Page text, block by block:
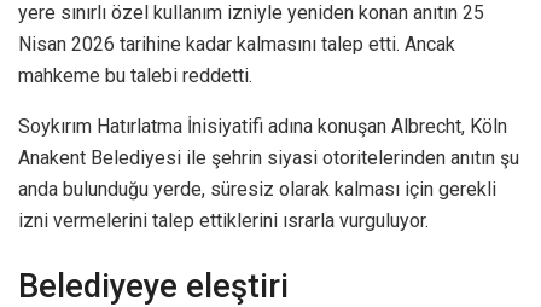
yere sınırlı özel kullanım izniyle yeniden konan anıtın 25
Nisan 2026 tarihine kadar kalmasını talep etti. Ancak
mahkeme bu talebi reddetti.
Soykırım Hatırlatma İnisiyatifi adına konuşan Albrecht, Köln
Anakent Belediyesi ile şehrin siyasi otoritelerinden anıtın şu
anda bulunduğu yerde, süresiz olarak kalması için gerekli
izni vermelerini talep ettiklerini ısrarla vurguluyor.
Belediyeye eleştiri